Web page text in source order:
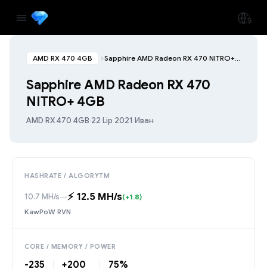
AMD RX 470 4GB Sapphire AMD Radeon RX 470 NITRO+ 4GB
Sapphire AMD Radeon RX 470
NITRO+ 4GB
AMD RX 470 4GB·22 Lip 2021·Иван
HASHRATE / ALGORYTM
10.7 MH/s→⚡️ 12.5 MH/s(+1.8)
KawPoW RVN
CORE / MEMORY / POWER
-235 +200 75%